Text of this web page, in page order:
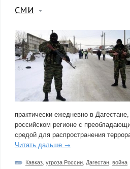
СМИ
практически ежедневно в
российском регионе с
средой для распространения
Читать дальше →
Кавказ угроза России Дагестан война